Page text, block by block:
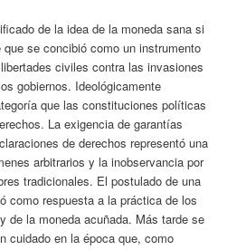
de la idea de la moneda sana si
se concibió como un instrumento
civiles contra las invasiones
gobiernos. Ideológicamente
que las constituciones políticas
La exigencia de garantías
de derechos representó una
arbitrarios y la inobservancia por
tradicionales. El postulado de una
como respuesta a la práctica de los
de la moneda acuñada. Más tarde se
cuidado en la época que, como